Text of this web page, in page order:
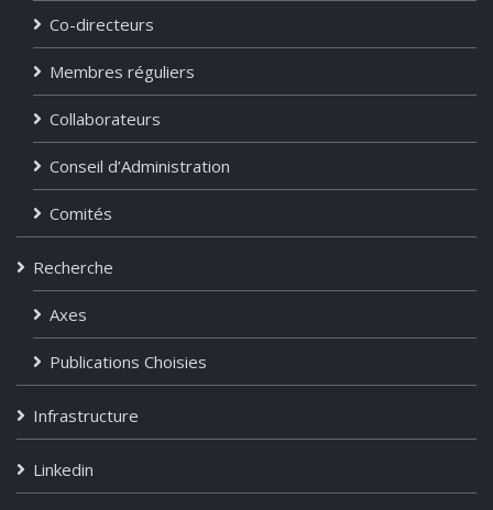
Co-directeurs
Membres réguliers
Collaborateurs
Conseil d’Administration
Comités
Recherche
Axes
Publications Choisies
Infrastructure
Linkedin